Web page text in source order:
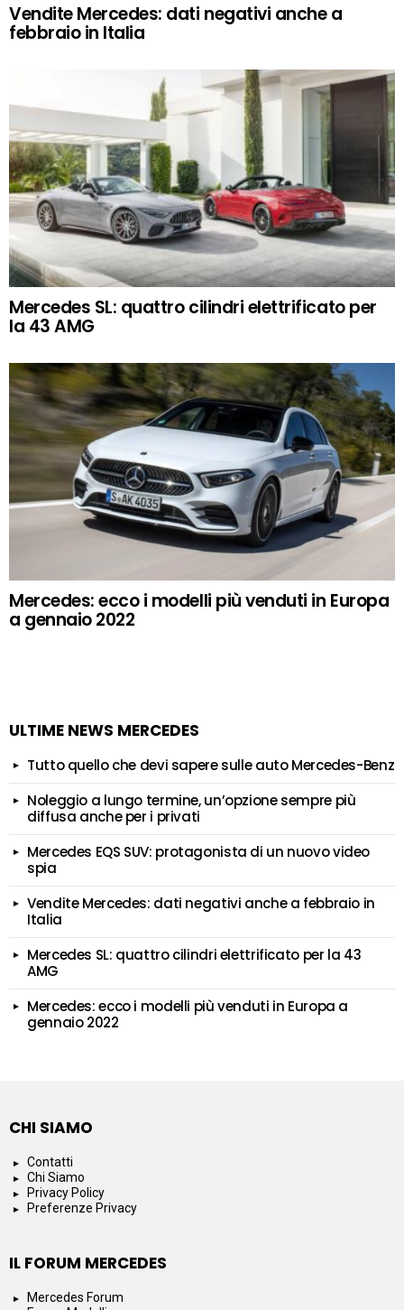
Vendite Mercedes: dati negativi anche a
febbraio in Italia
Mercedes SL: quattro cilindri elettrificato per
la 43 AMG
Mercedes: ecco i modelli più venduti in Europa
a gennaio 2022
ULTIME NEWS MERCEDES
Tutto quello che devi sapere sulle auto Mercedes-Benz
Noleggio a lungo termine, un’opzione sempre più
diffusa anche per i privati
Mercedes EQS SUV: protagonista di un nuovo video
spia
Vendite Mercedes: dati negativi anche a febbraio in
Italia
Mercedes SL: quattro cilindri elettrificato per la 43
AMG
Mercedes: ecco i modelli più venduti in Europa a
gennaio 2022
CHI SIAMO
Contatti
Chi Siamo
Privacy Policy
Preferenze Privacy
IL FORUM MERCEDES
Mercedes Forum